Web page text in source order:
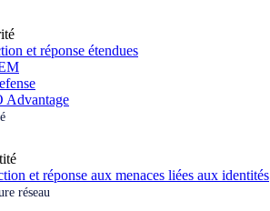
et réponse étendues
Advantage
et réponse aux menaces liées aux identités
réseau